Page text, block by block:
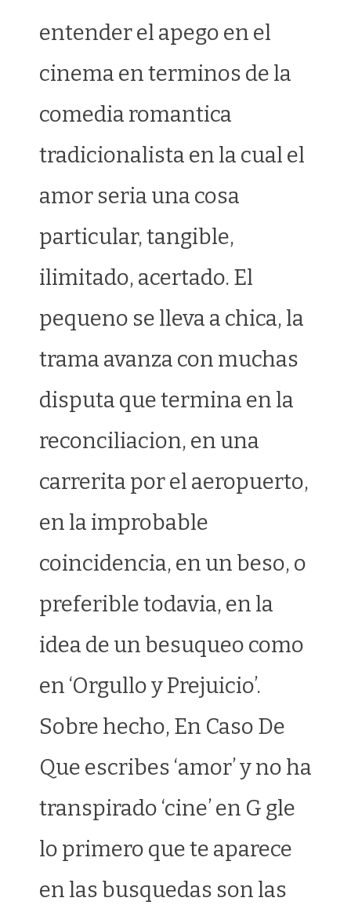
entender el apego en el
cinema en terminos de la
comedia romantica
tradicionalista en la cual el
amor seri­a una cosa
particular, tangible,
ilimitado, acertado. El
pequeno se lleva a chica, la
trama avanza con muchas
disputa que termina en la
reconciliacion, en una
carrerita por el aeropuerto,
en la improbable
coincidencia, en un beso, o
preferible todavia, en la
idea de un besuqueo como
en ‘Orgullo y Prejuicio’.
Sobre hecho, En Caso De
Que escribes ‘amor’ y no ha
transpirado ‘cine’ en G gle
lo primero que te aparece
en las busquedas son las